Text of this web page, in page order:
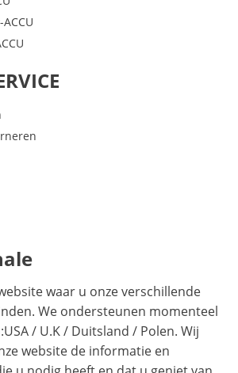
waar u onze verschillende
We ondersteunen momenteel
USA/ U.K/ Duitsland / Polen. Wij
website de informatie en